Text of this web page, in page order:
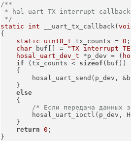
/**
* hal uart TX interrupt callback
*/
static
int __uart_tx_callback(
{
static
uint8_t tx_counts = 0 ;
char buf[] =
"TX interrupt
hosal_uart_dev_t *p_dev = (
if (tx_counts < sizeof (buf))
    {
hosal_uart_send(p_dev,
    }
else
    {
/* Если передача данных
hosal_uart_ioctl(p_dev,
    }
return 0 ;
}